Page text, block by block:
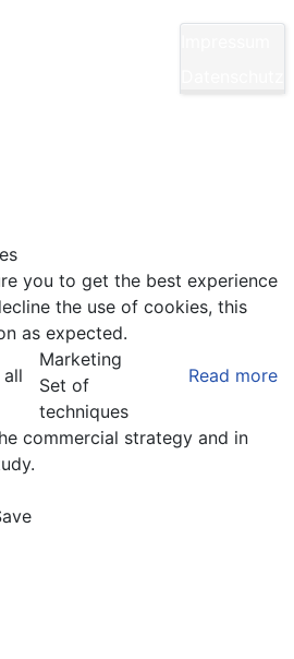
you to get the best experience
the use of cookies, this
as expected.
all Read more
Marketing
Set of
techniques
commercial strategy and in